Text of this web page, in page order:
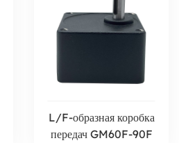
L/F-образная коробка
передач GM60F-90F